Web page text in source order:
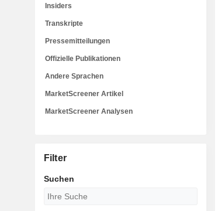
Insiders
Transkripte
Pressemitteilungen
Offizielle Publikationen
Andere Sprachen
MarketScreener Artikel
MarketScreener Analysen
Filter
Suchen